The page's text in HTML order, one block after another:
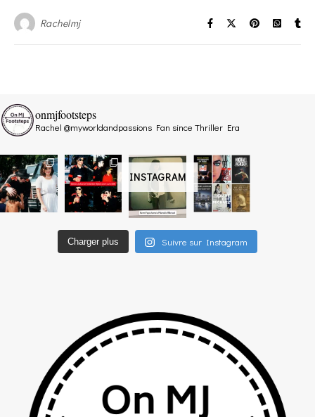
Rachelmj
INSTAGRAM
onmjfootsteps
Rachel @myworldandpassions Fan since Thriller Era
Charger plus Suivre sur Instagram